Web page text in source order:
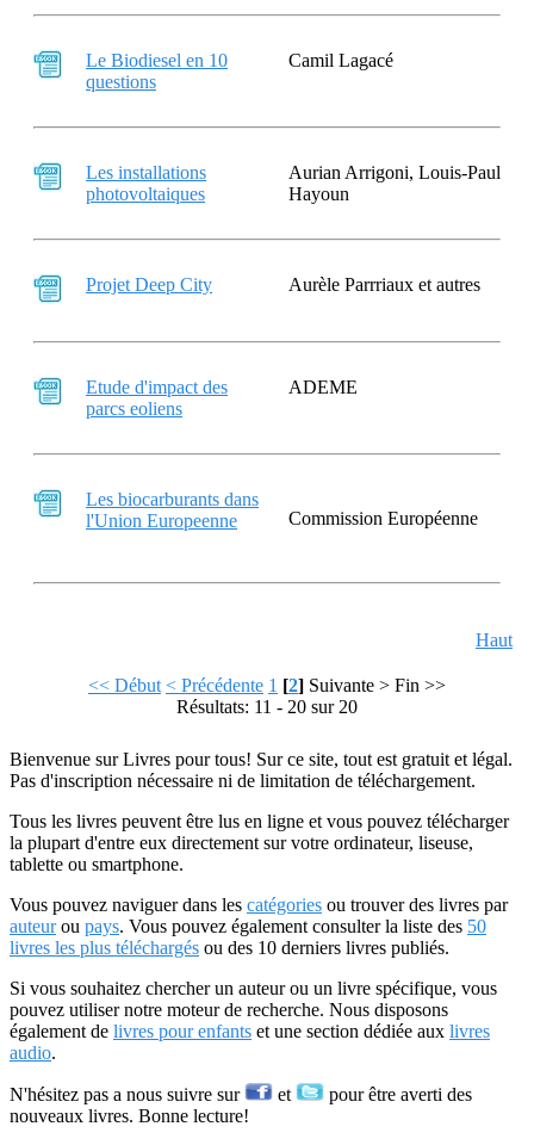
Le Biodiesel en 10
questions
Camil Lagacé
Les installations
photovoltaiques
Aurian Arrigoni, Louis-Paul
Hayoun
Projet Deep City Aurèle Parrriaux et autres
Etude d'impact des
parcs eoliens
ADEME
Les biocarburants dans
l'Union Europeenne
Commission Européenne
Haut
<< Début < Précédente 1 [2] Suivante > Fin >>
Résultats: 11 - 20 sur 20
Bienvenue sur Livres pour tous! Sur ce site, tout est gratuit et légal.
Pas d'inscription nécessaire ni de limitation de téléchargement.
Tous les livres peuvent être lus en ligne et vous pouvez télécharger
la plupart d'entre eux directement sur votre ordinateur, liseuse,
tablette ou smartphone.
Vous pouvez naviguer dans les catégories ou trouver des livres par
auteurou pays. Vous pouvez également consulter la liste des 50
livres les plus téléchargés ou des 10 derniers livres publiés.
Si vous souhaitez chercher un auteur ou un livre spécifique, vous
pouvez utiliser notre moteur de recherche. Nous disposons
également de livres pour enfants et une section dédiée aux livres
audio.
N'hésitez pas a nous suivre sur et
pour être averti des
nouveaux livres. Bonne lecture!